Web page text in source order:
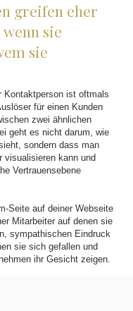
greifen eher
sie
sie
Kontaktperson ist oftmals
für einen Kunden
zwei ähnlichen
geht es nicht darum, wie
sondern dass man
visualisieren kann und
Vertrauensebene
Seite auf deiner Webseite
Mitarbeiter auf denen sie
sympathischen Eindruck
sie sich gefallen und
ihr Gesicht zeigen.